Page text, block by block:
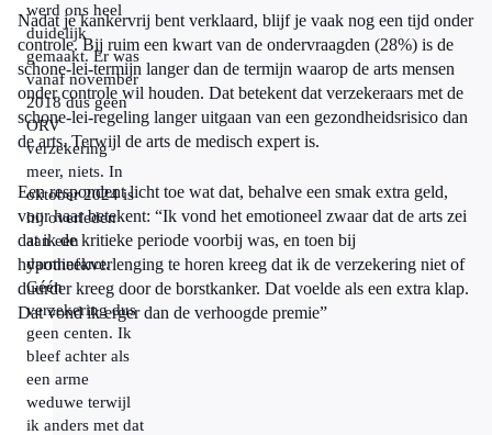
werd ons heel
duidelijk
gemaakt. Er was
vanaf november
2018 dus geen
ORV
verzekering
meer, niets. In
oktober 2024 is
hij overleden
aan een
darminfarct.
Géén
verzekering dus
geen centen. Ik
bleef achter als
een arme
weduwe terwijl
ik anders met dat
Nadat je kankervrij bent verklaard, blijf je vaak nog een tijd onder
controle. Bij ruim een kwart van de ondervraagden (28%) is de
schone-lei-termijn langer dan de termijn waarop de arts mensen
onder controle wil houden. Dat betekent dat verzekeraars met de
schone-lei-regeling langer uitgaan van een gezondheidsrisico dan
de arts. Terwijl de arts de medisch expert is.
Een respondent licht toe wat dat, behalve een smak extra geld,
voor haar betekent: “Ik vond het emotioneel zwaar dat de arts zei
dat ik de kritieke periode voorbij was, en toen bij
hypotheekverlenging te horen kreeg dat ik de verzekering niet of
duurder kreeg door de borstkanker. Dat voelde als een extra klap.
Dat vond ik erger dan de verhoogde premie”